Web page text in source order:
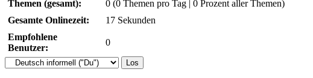
Themen (gesamt):
0 (0 Themen pro Tag | 0 Prozent aller Themen)
Gesamte Onlinezeit:
17 Sekunden
Empfohlene
Benutzer:
0